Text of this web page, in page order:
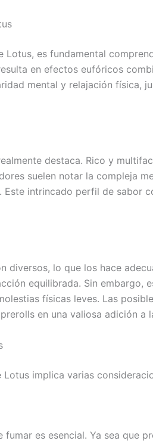
Lotus, es fundamental
en efectos eufóricos
mental y relajación física,
destaca. Rico y
suelen notar la compleja
intrincado perfil de sabor
diversos, lo que los hace
equilibrada. Sin
físicas leves. Las
en una valiosa adición a
implica varias
es esencial. Ya sea que